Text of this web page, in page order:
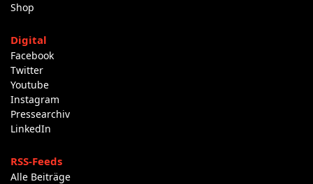
Shop
Digital
Facebook
Twitter
Youtube
Instagram
Pressearchiv
LinkedIn
RSS-Feeds
Alle Beiträge